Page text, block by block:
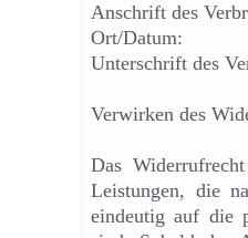
Anschrift des
Ort/Datum:
Unterschrift des
Verwirken des
Das
Leistungen, die
eindeutig auf die